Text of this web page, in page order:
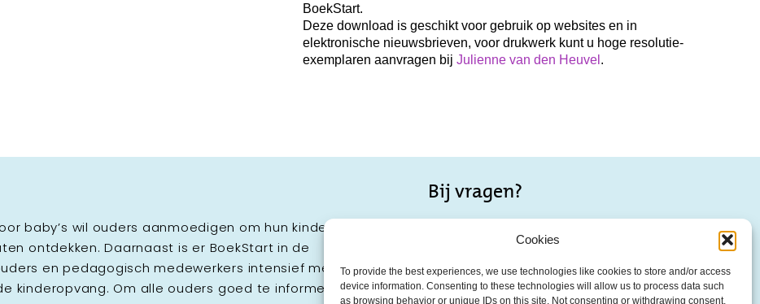
Cookies
To provide the best experiences, we use technologies like cookies to store and/or access
device information. Consenting to these technologies will allow us to process data such
as browsing behavior or unique IDs on this site. Not consenting or withdrawing consent,
BoekStart.
Deze download is geschikt voor gebruik op websites en in
elektronische nieuwsbrieven, voor drukwerk kunt u hoge resolutie-
exemplaren aanvragen bij Julienne van den Heuvel .
baby’s wil ouders aanmoedigen om hun kinderen zo
ontdekken. Daarnaast is er BoekStart in de
en pedagogisch medewerkers intensief met
kinderopvang. Om alle ouders goed te informeren
Bij vragen?
Veelgestelde vragen